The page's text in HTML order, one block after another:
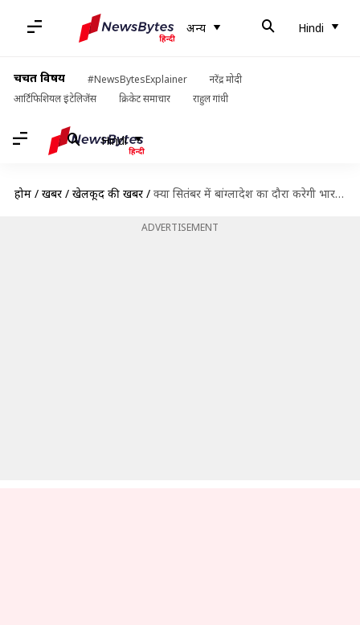
अन्य Hindi
चर्चित विषय #NewsBytesExplainer
नरेंद्र मोदी
आर्टिफिशियल इंटेलिजेंस
क्रिकेट समाचार राहुल गांधी
Hindi
होम / खबरें / खेलकूद की खबरें / क्या सितंबर में बांग्लादेश का दौरा करेगी भारतीय क्रिकेट टीम? सामने आई यह सच्चाई
ADVERTISEMENT